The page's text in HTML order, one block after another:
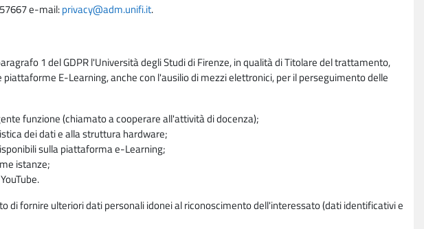
e-mail:privacy@adm.unifi.it.
1 del GDPR l'Università degli Studi di Firenze, in qualità di Titolare del trattamento,
E-Learning, anche con l'ausilio di mezzi elettronici, per il perseguimento delle
funzione (chiamato a cooperare all'attività di docenza);
dei dati e alla struttura hardware;
sulla piattaforma e-Learning;
istanze;
fornire ulteriori dati personali idonei al riconoscimento dell'interessato (dati identificativi e